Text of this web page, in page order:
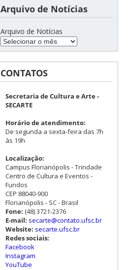
Arquivo de Notícias
Arquivo de Notícias
CONTATOS
Secretaria de Cultura e Arte -
SECARTE
Horário de atendimento:
De segunda a sexta-feira das 7h
às 19h
Localização:
Campus Florianópolis - Trindade
Centro de Cultura e Eventos -
Fundos
CEP 88040-900
Florianópolis - SC - Brasil
Fone: (48) 3721-2376
E-mail: secarte@contato.ufsc.br
Website: secarte.ufsc.br
Redes sociais:
Facebook
Instagram
YouTube